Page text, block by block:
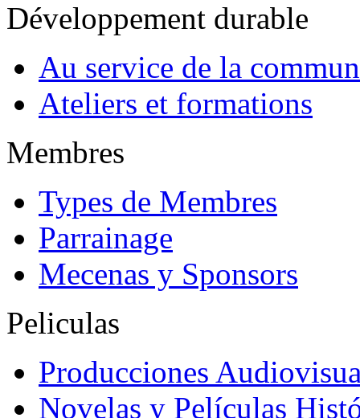
Développement durable
Au service de la
Ateliers et formations
Membres
Types de Membres
Parrainage
Mecenas y Sponsors
Peliculas
Producciones
Novelas y Películas